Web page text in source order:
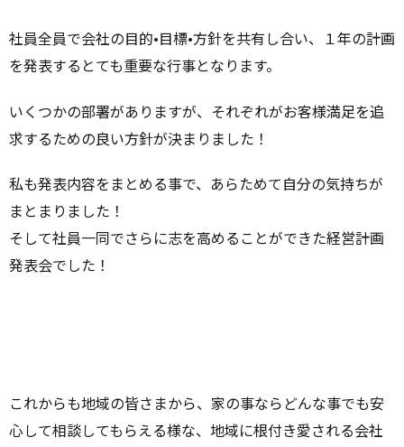
社員全員で会社の目的•目標•方針を共有し合い、１年の計画
を発表するとても重要な行事となります。
いくつかの部署がありますが、それぞれがお客様満足を追
求するための良い方針が決まりました！
私も発表内容をまとめる事で、あらためて自分の気持ちが
まとまりました！
そして社員一同でさらに志を高めることができた経営計画
発表会でした！
これからも地域の皆さまから、家の事ならどんな事でも安
心して相談してもらえる様な、地域に根付き愛される会社